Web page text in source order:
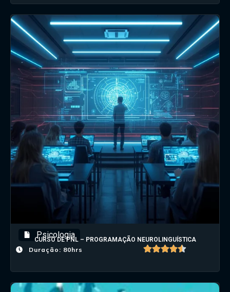
Psicologia
CURSO DE PNL – PROGRAMAÇÃO NEUROLINGUÍSTICA
Duração: 80hrs